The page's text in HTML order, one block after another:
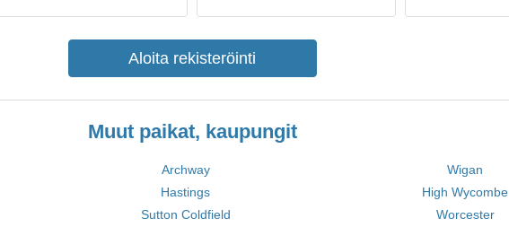
Aloita rekisteröinti
Muut paikat, kaupungit
Archway
Wigan
Hastings
High Wycombe
Sutton Coldfield Worcester